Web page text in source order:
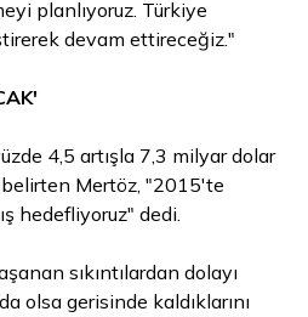
planlıyoruz. Türkiye
devam ettireceğiz."
4,5 artışla 7,3 milyardolar
Mertöz, "2015'te
hedefliyoruz" dedi.
sıkıntılardan dolayı
olsa gerisinde kaldıklarını